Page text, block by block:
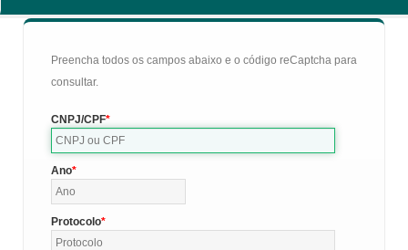
Preencha todos os campos abaixo e o código reCaptcha para
consultar.
CNPJ/CPF
Ano
Protocolo